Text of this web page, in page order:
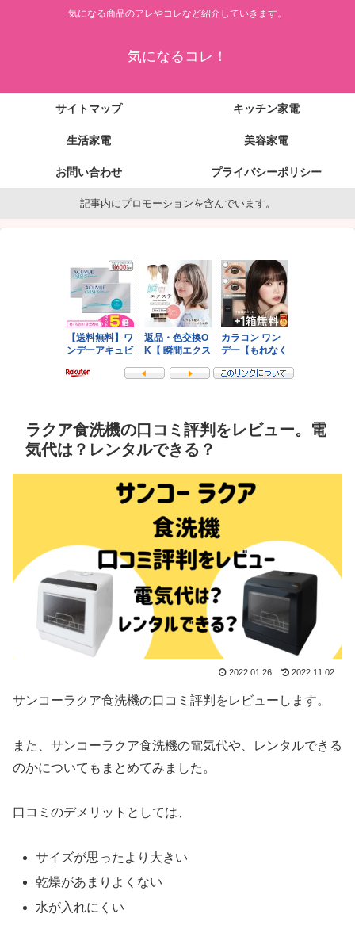
気になる商品のアレやコレなど紹介していきます。
気になるコレ！
サイトマップ キッチン家電
生活家電 美容家電
お問い合わせ プライバシーポリシー
記事内にプロモーションを含んでいます。
ラクア食洗機の口コミ評判をレビュー。電
気代は？レンタルできる？
2022.01.26 2022.11.02
サンコーラクア食洗機の口コミ評判をレビューします。
また、サンコーラクア食洗機の電気代や、レンタルできる
のかについてもまとめてみました。
口コミのデメリットとしては、
サイズが思ったより大きい
乾燥があまりよくない
水が入れにくい